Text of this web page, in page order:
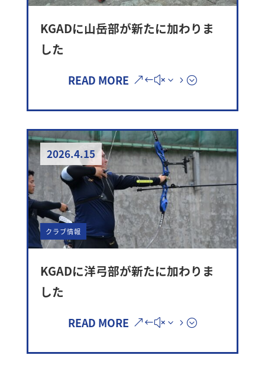
KGADに山岳部が新たに加わりま
した
READ MORE
2026.4.15
クラブ情報
KGADに洋弓部が新たに加わりま
した
READ MORE